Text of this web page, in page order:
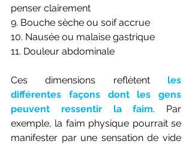
penser clairement
9. Bouche sèche ou soif accrue
10. Nausée ou malaise gastrique
11. Douleur abdominale
Ces dimensions reflètent les
différentes façons dont les gens
peuvent ressentir la faim. Par
exemple, la faim physique pourrait se
manifester par une sensation de vide